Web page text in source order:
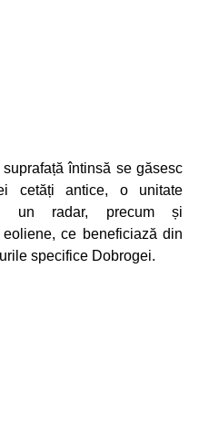
suprafață întinsă se găsesc
cetăți antice, o unitate
un radar, precum și
eoliene, ce beneficiază din
specifice Dobrogei.